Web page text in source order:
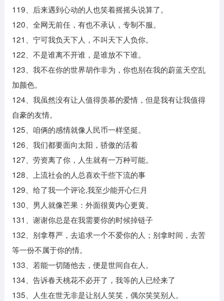
119、后来遇到心动的人也笑着摇摇头说算了。
120、全网无前任，有也不承认，专制不服。
121、宁可我负天下人，不叫天下人负你。
122、不是谁离不开谁，是谁放不下谁。
123、我不在你的世界胡作非为，你也别在我的蔚蓝天空乱
加颜色。
124、我虽然没有让人值得羡慕的爱情，但是我有让我值得
自豪的友情。
125、咱俩的感情就像人民币一样坚挺。
126、我们都要面向太阳，骄傲的活着
127、劳资离了你，人生就有一万种可能。
128、上流社会的人总喜欢干些下流的事
129、给了我一个评论,我至少能开心仨月
130、男人就像芒果：外面很黄内心更黄。
131、谢谢你总是在我需要你的时候掉链子
132、别拿尊严，去追求一个不爱你的人；别拿时间，去苦
等一份不属于你的情。
133、若能一切随他去，便是世间自在人。
134、告诉春天桃花不必开了，我等的人已经来了
135、人生在世无非是让别人笑笑，偶尔笑笑别人。